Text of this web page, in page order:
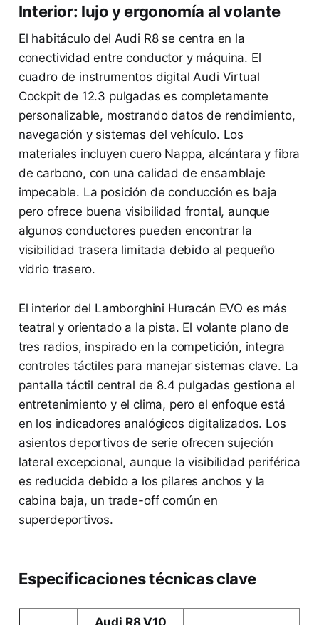
Interior: lujo y ergonomía al volante
El habitáculo del Audi R8 se centra en la
conectividad entre conductor y máquina. El
cuadro de instrumentos digital Audi Virtual
Cockpit de 12.3 pulgadas es completamente
personalizable, mostrando datos de rendimiento,
navegación y sistemas del vehículo. Los
materiales incluyen cuero Nappa, alcántara y fibra
de carbono, con una calidad de ensamblaje
impecable. La posición de conducción es baja
pero ofrece buena visibilidad frontal, aunque
algunos conductores pueden encontrar la
visibilidad trasera limitada debido al pequeño
vidrio trasero.
El interior del Lamborghini Huracán EVO es más
teatral y orientado a la pista. El volante plano de
tres radios, inspirado en la competición, integra
controles táctiles para manejar sistemas clave. La
pantalla táctil central de 8.4 pulgadas gestiona el
entretenimiento y el clima, pero el enfoque está
en los indicadores analógicos digitalizados. Los
asientos deportivos de serie ofrecen sujeción
lateral excepcional, aunque la visibilidad periférica
es reducida debido a los pilares anchos y la
cabina baja, un trade-off común en
superdeportivos.
Especificaciones técnicas clave
Audi R8 V10